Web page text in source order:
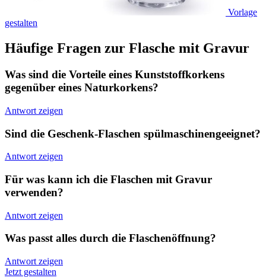
Vorlage
gestalten
Häufige Fragen zur Flasche mit Gravur
Was sind die Vorteile eines Kunststoffkorkens
gegenüber eines Naturkorkens?
Antwort zeigen
Sind die Geschenk-Flaschen spülmaschinengeeignet?
Antwort zeigen
Für was kann ich die Flaschen mit Gravur
verwenden?
Antwort zeigen
Was passt alles durch die Flaschenöffnung?
Antwort zeigen
Jetzt gestalten